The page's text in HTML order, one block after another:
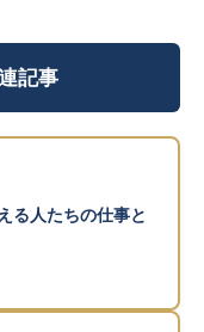
記事
る人たちの仕事と